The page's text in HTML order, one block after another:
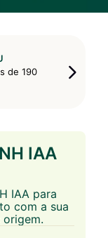
de 190
IAA
IAA para
com a sua